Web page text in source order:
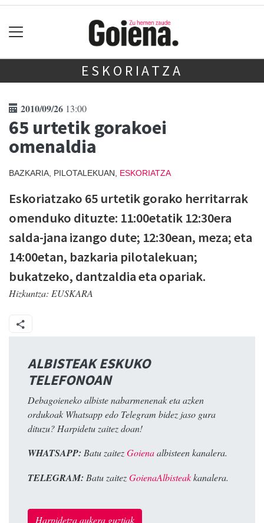
ESKORIATZA
2010/09/26 13:00
65 urtetik gorakoei
omenaldia
BAZKARIA, PILOTALEKUAN, ESKORIATZA
Eskoriatzako 65 urtetik gorako herritarrak
omenduko dituzte: 11:00etatik 12:30era
salda-jana izango dute; 12:30ean, meza; eta
14:00etan, bazkaria pilotalekuan;
bukatzeko, dantzaldia eta opariak.
Hizkuntza: EUSKARA
ALBISTEAK ESKUKO
TELEFONOAN
Debagoieneko albiste nabarmenenak eta azken
ordukoak Whatsapp edo Telegram bidez jaso gura
dituzu? Harpidetu zaitez doan!
WHATSAPP: Batu zaitezGoienaalbisteen kanalera.
TELEGRAM: Batu zaitezGoienaAlbisteakkanalera.
Harpidetza aukera guztiak